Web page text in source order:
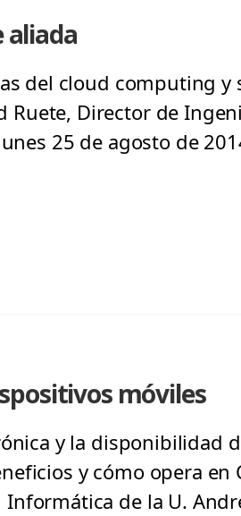
aliada
del cloud computing y
Ruete, Director de
25 de agosto de
móviles
y la disponibilidad
y cómo opera en
de la U.